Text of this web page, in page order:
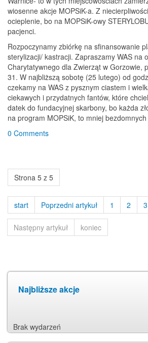
wiosenne akcje MOPSiK-a. Z
ocieplenie, bo na MOPSiK-owy
pacjenci.
Rozpoczynamy zbiórkę na sfinansowanie
sterylizacji/ kastracji. Zapraszamy WAS na
Charytatywnego dla Zwierząt w Gorzowie,
31. W najbliższą sobotę (25 lutego) od
czekamy na WAS z pysznym ciastem i
ciekawych i przydatnych fantów, które
datek do fundacyjnej skarbony, bo każda
na program MOPSiK, to mniej
0 Comments
Strona 5 z 5
start Poprzedni artykuł 1 2 3
Następny artykuł koniec
Najbliższe akcje
Brak wydarzeń